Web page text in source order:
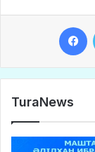
TuraNews